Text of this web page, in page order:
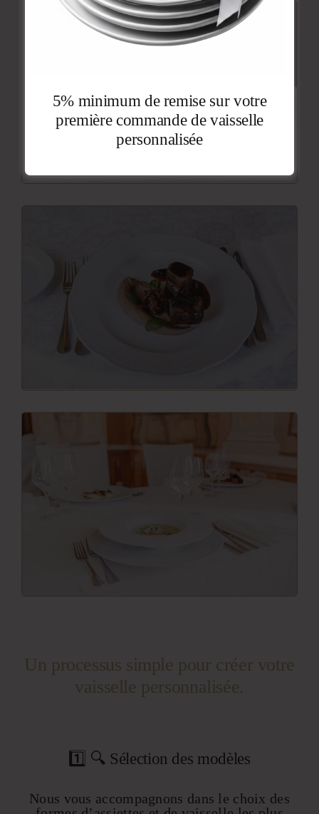
Un processus simple pour créer votre
vaisselle personnalisée.
1️⃣ 🔍 Sélection des modèles
Nous vous accompagnons dans le choix des
5% minimum de remise sur votre
première commande de vaisselle
personnalisée